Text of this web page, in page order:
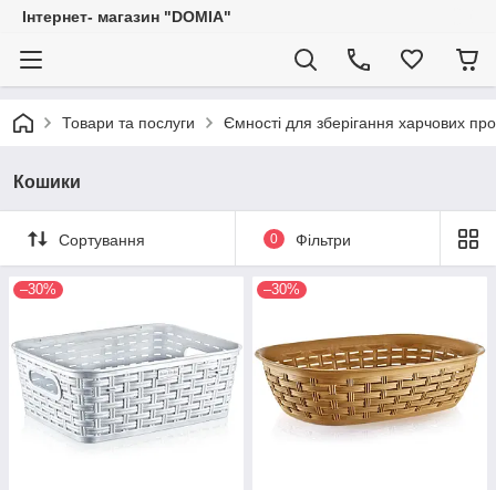
Iнтернет- магазин "DOMIA"
Товари та послуги Ємності для зберігання харчових
Кошики
Сортування 0 Фільтри
–30% –30%